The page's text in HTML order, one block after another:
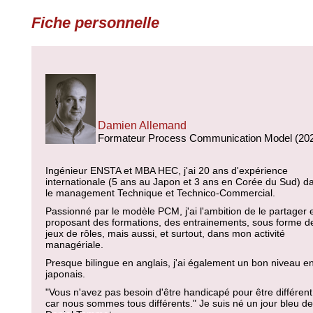
Fiche personnelle
Damien Allemand
Formateur Process Communication Model
Ingénieur ENSTA et MBA HEC, j'ai 20 ans d'expérience
internationale (5 ans au Japon et 3 ans en Corée du Sud)
le management Technique et Technico-Commercial.
Passionné par le modèle PCM, j'ai l'ambition de le partager
proposant des formations, des entrainements, sous forme
jeux de rôles, mais aussi, et surtout, dans mon activité
managériale.
Presque bilingue en anglais, j'ai également un bon niveau
japonais.
"Vous n'avez pas besoin d'être handicapé pour être
car nous sommes tous différents." Je suis né un jour bleu de